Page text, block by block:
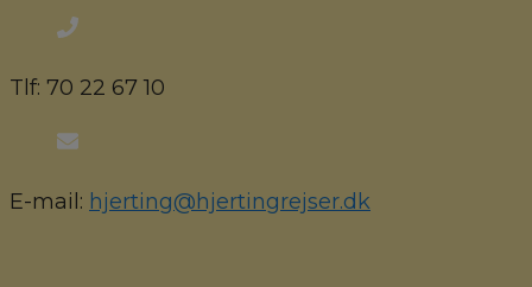
Tlf: 70 22 67 10
E-mail: hjerting@hjertingrejser.dk